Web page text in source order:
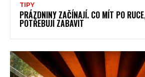
TIPY
PRÁZDNINY ZAČÍNAJÍ. CO MÍT PO
POTŘEBUJÍ ZABAVIT